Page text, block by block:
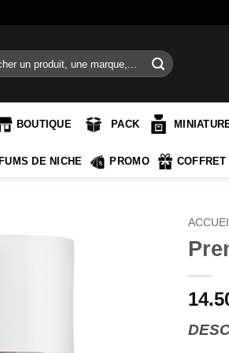
BOUTIQUE PACK
DE NICHE PROMO COFFRET